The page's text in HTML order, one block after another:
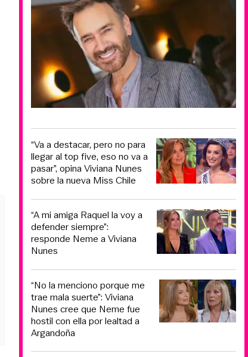
“Va a destacar, pero no para
llegar al top five, eso no va a
pasar”, opina Viviana Nunes
sobre la nueva Miss Chile
“A mi amiga Raquel la voy a
defender siempre”:
responde Neme a Viviana
Nunes
“No la menciono porque me
trae mala suerte”: Viviana
Nunes cree que Neme fue
hostil con ella por lealtad a
Argandoña